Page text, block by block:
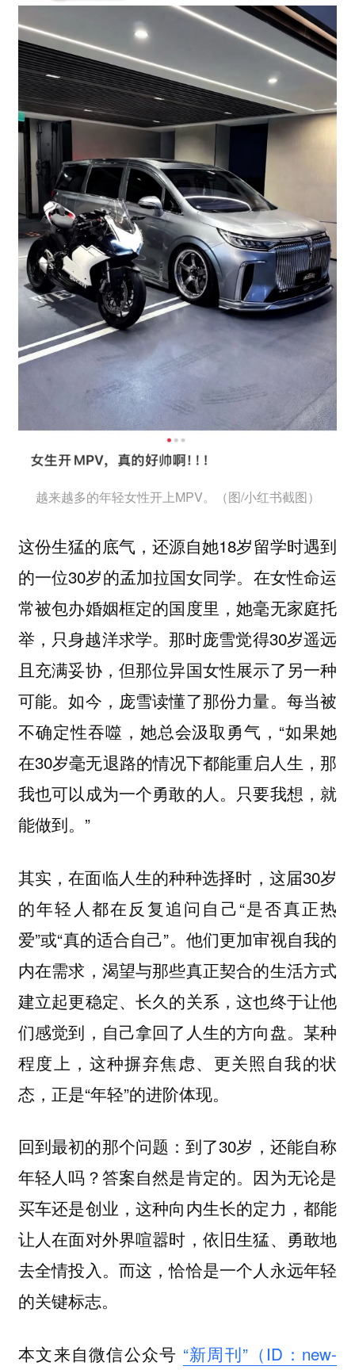
越来越多的年轻女性开上MPV。（图/小红书截图）
这份生猛的底气，还源自她18岁留学时遇到
的一位30岁的孟加拉国女同学。在女性命运
常被包办婚姻框定的国度里，她毫无家庭托
举，只身越洋求学。那时庞雪觉得30岁遥远
且充满妥协，但那位异国女性展示了另一种
可能。如今，庞雪读懂了那份力量。每当被
不确定性吞噬，她总会汲取勇气，“如果她
在30岁毫无退路的情况下都能重启人生，那
我也可以成为一个勇敢的人。只要我想，就
能做到。”
其实，在面临人生的种种选择时，这届30岁
的年轻人都在反复追问自己“是否真正热
爱”或“真的适合自己”。他们更加审视自我的
内在需求，渴望与那些真正契合的生活方式
建立起更稳定、长久的关系，这也终于让他
们感觉到，自己拿回了人生的方向盘。某种
程度上，这种摒弃焦虑、更关照自我的状
态，正是“年轻”的进阶体现。
回到最初的那个问题：到了30岁，还能自称
年轻人吗？答案自然是肯定的。因为无论是
买车还是创业，这种向内生长的定力，都能
让人在面对外界喧嚣时，依旧生猛、勇敢地
去全情投入。而这，恰恰是一个人永远年轻
的关键标志。
本文来自微信公众号 “新周刊”（ID：new-